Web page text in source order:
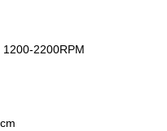
2200RPM